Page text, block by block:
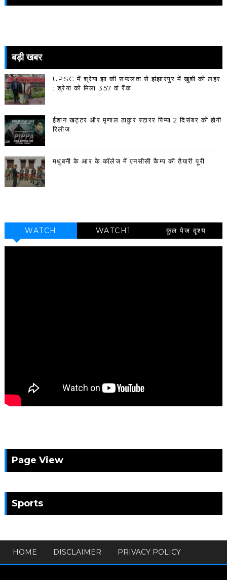
बड़ी खबर
UPSC में श्रेया झा की सफलता से झंझारपुर में खुशी की लहर
: श्रेया को मिला 357 वां रैंक
ईशान खट्टर और मृणाल ठाकुर स्टारर पिप्पा 2 दिसंबर को होगी
रिलीज
मधुबनी के आर के.कॉलेज में एनसीसी कैम्प की तैयारी पूरी
WATCH WATCH1 कुल पेज दृश्य
Page View
Sports
HOME DISCLAIMER PRIVACY POLICY